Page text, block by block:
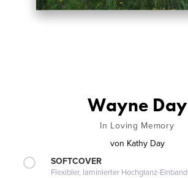
Wayne Day
In Loving Memory
von Kathy Day
SOFTCOVER
Flexibler, laminierter Hochglanz-Einband